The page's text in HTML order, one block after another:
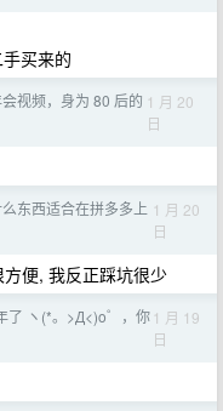
买来的
视频，身为 80 后的 1 月 20
日
东西适合在拼多多上 1 月 20
日
便, 我反正踩坑很少
了 ヽ(*。>Д<)o゜，你 1 月 19
日